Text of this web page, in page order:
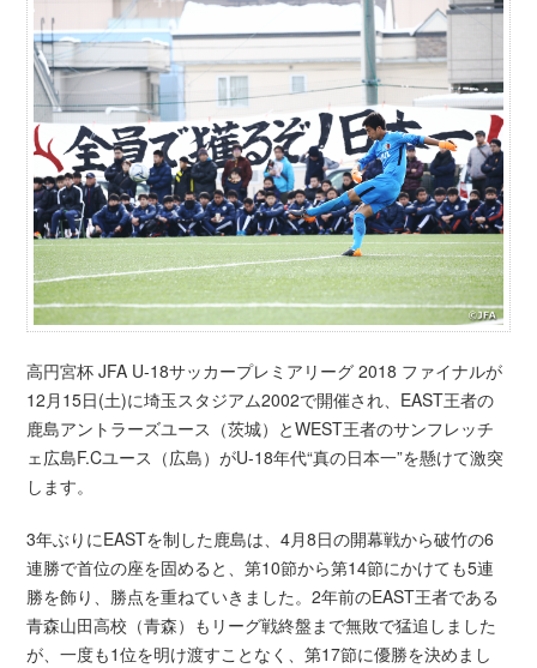
高円宮杯 JFA U-18サッカープレミアリーグ 2018 ファイナルが
12月15日(土)に埼玉スタジアム2002で開催され、EAST王者の
鹿島アントラーズユース（茨城）とWEST王者のサンフレッチ
ェ広島F.Cユース（広島）がU-18年代“真の日本一”を懸けて激突
します。
3年ぶりにEASTを制した鹿島は、4月8日の開幕戦から破竹の6
連勝で首位の座を固めると、第10節から第14節にかけても5連
勝を飾り、勝点を重ねていきました。2年前のEAST王者である
青森山田高校（青森）もリーグ戦終盤まで無敗で猛追しました
が、一度も1位を明け渡すことなく、第17節に優勝を決めまし